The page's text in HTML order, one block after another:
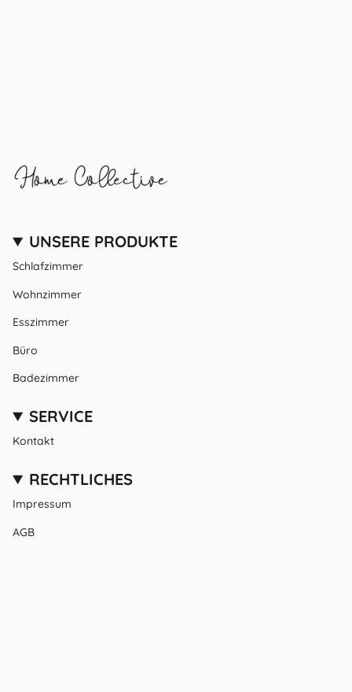
UNSERE PRODUKTE
Schlafzimmer
Wohnzimmer
Esszimmer
Büro
Badezimmer
SERVICE
Kontakt
RECHTLICHES
Impressum
AGB